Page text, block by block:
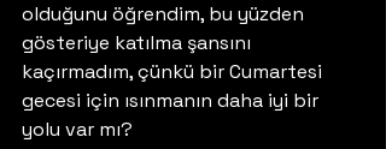
olduğunu öğrendim, bu yüzden
gösteriye katılma şansını
kaçırmadım, çünkü bir Cumartesi
gecesi için ısınmanın daha iyi bir
yolu var mı?